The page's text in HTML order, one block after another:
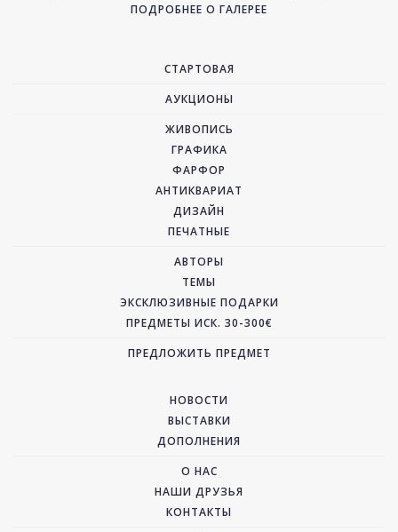
ПОДРОБНЕЕ О ГАЛЕРЕЕ
СТАРТОВАЯ
АУКЦИОНЫ
ЖИВОПИСЬ
ГРАФИКА
ФАРФОР
АНТИКВАРИАТ
ДИЗАЙН
ПЕЧАТНЫЕ
АВТОРЫ
ТЕМЫ
ЭКСКЛЮЗИВНЫЕ ПОДАРКИ
ПРЕДМЕТЫ ИСК. 30-300€
ПРЕДЛОЖИТЬ ПРЕДМЕТ
НОВОСТИ
ВЫСТАВКИ
ДОПОЛНЕНИЯ
О НАС
НАШИ ДРУЗЬЯ
КОНТАКТЫ